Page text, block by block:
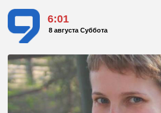
6:01
8 августа Суббота